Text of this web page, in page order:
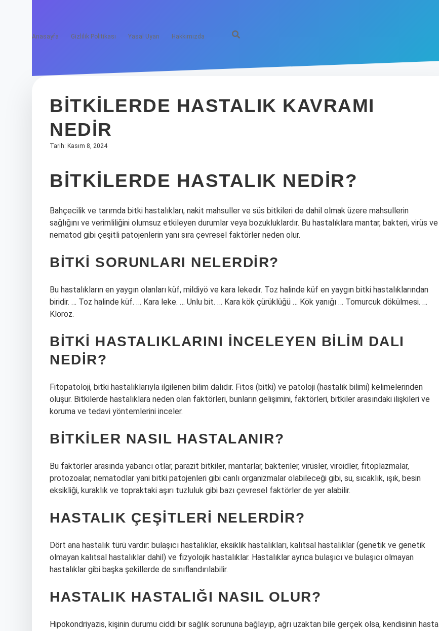
Anasayfa Gizlilik Politikası Yasal Uyarı Hakkımızda
BITKILERDE HASTALIK KAVRAMI
NEDIR
Tarih: Kasım 8, 2024
BITKILERDE HASTALIK NEDIR?
Bahçecilik ve tarımda bitki hastalıkları, nakit mahsuller ve süs bitkileri de dahil olmak üzere mahsullerin
sağlığını ve verimliliğini olumsuz etkileyen durumlar veya bozukluklardır. Bu hastalıklara mantar, bakteri, virüs ve
nematod gibi çeşitli patojenlerin yanı sıra çevresel faktörler neden olur.
BITKI SORUNLARI NELERDIR?
Bu hastalıkların en yaygın olanları küf, mildiyö ve kara lekedir. Toz halinde küf en yaygın bitki hastalıklarından
biridir. … Toz halinde küf. … Kara leke. … Unlu bit. … Kara kök çürüklüğü … Kök yanığı … Tomurcuk dökülmesi. …
Kloroz.
BITKI HASTALIKLARINI INCELEYEN BILIM DALI
NEDIR?
Fitopatoloji, bitki hastalıklarıyla ilgilenen bilim dalıdır. Fitos (bitki) ve patoloji (hastalık bilimi) kelimelerinden
oluşur. Bitkilerde hastalıklara neden olan faktörleri, bunların gelişimini, faktörleri, bitkiler arasındaki ilişkileri ve
koruma ve tedavi yöntemlerini inceler.
BITKILER NASIL HASTALANIR?
Bu faktörler arasında yabancı otlar, parazit bitkiler, mantarlar, bakteriler, virüsler, viroidler, fitoplazmalar,
protozoalar, nematodlar yani bitki patojenleri gibi canlı organizmalar olabileceği gibi, su, sıcaklık, ışık, besin
eksikliği, kuraklık ve topraktaki aşırı tuzluluk gibi bazı çevresel faktörler de yer alabilir.
HASTALIK ÇEŞITLERI NELERDIR?
Dört ana hastalık türü vardır: bulaşıcı hastalıklar, eksiklik hastalıkları, kalıtsal hastalıklar (genetik ve genetik
olmayan kalıtsal hastalıklar dahil) ve fizyolojik hastalıklar. Hastalıklar ayrıca bulaşıcı ve bulaşıcı olmayan
hastalıklar gibi başka şekillerde de sınıflandırılabilir.
HASTALIK HASTALIĞI NASIL OLUR?
Hipokondriyazis, kişinin durumu ciddi bir sağlık sorununa bağlayıp, ağrı uzaktan bile gerçek olsa, kendisinin hasta